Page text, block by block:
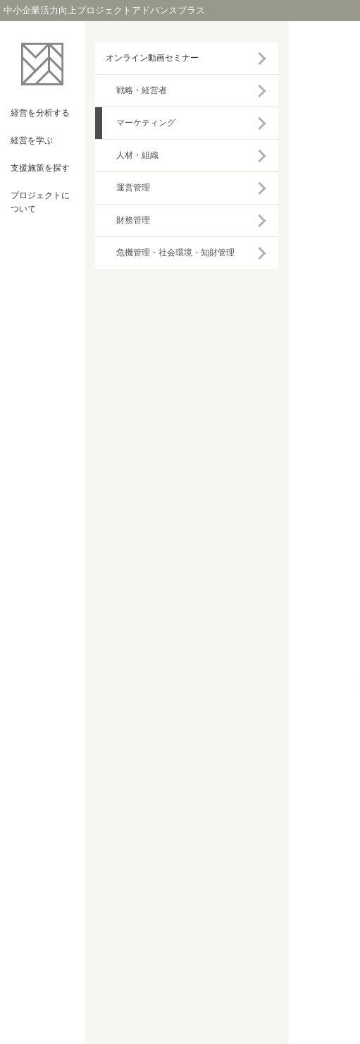
中小企業活力向上プロジェクトアドバンスプラス
経営を分析する
経営を学ぶ
支援施策を探す
プロジェクト に
ついて
オンライン動画セミナー
戦略・経営者
マーケティング
人材・組織
運営管理
財務管理
危機管理・社会環境・知財管理